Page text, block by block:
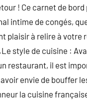
! Ce carnet de
intime de congés,
plaisir à relire à votre
style de cuisine :
restaurant, il est
envie de bouffer
la cuisine